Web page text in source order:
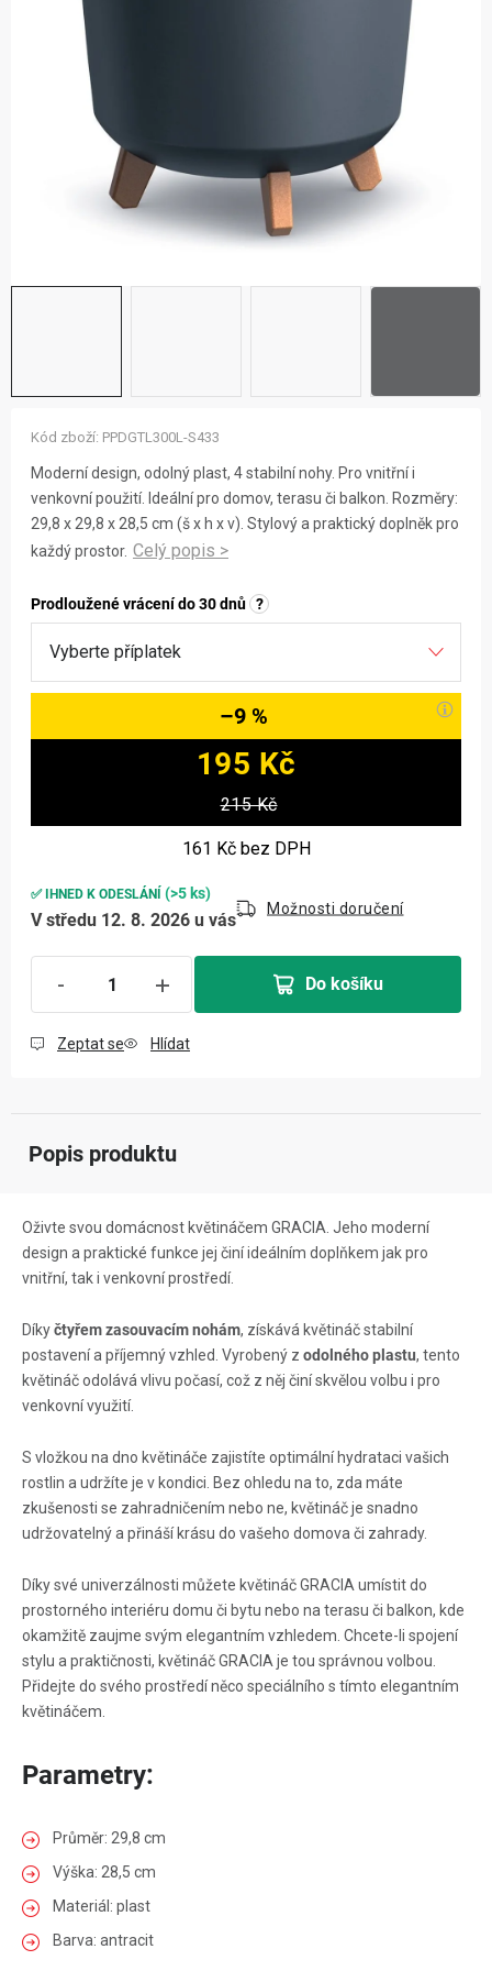
12 důvodů proč Gigamat Možnosti dopravy
Kontakt
Hodnocení obchodu
Moderní design, odolný plast, 4 stabilní nohy. Pro vnitřní i
venkovní použití. Ideální pro domov, terasu či balkon. Rozměry:
29,8 x 29,8 x 28,5 cm (š x h x v). Stylový a praktický doplněk pro
každý prostor.
Prodloužené vrácení do 30 dnů ?
215 Kč
–9 %
195 Kč
161 Kčbez DPH
✅ IHNED K ODESLÁNÍ (>5 ks)
V středu 12. 8. 2026 u vás
Možnosti doručení
Do košíku
Kód zboží: PPDGTL300L-S433
Zeptat se Hlídat
Popis produktu
Oživte svou domácnost květináčem GRACIA. Jeho moderní
design a praktické funkce jej činí ideálním doplňkem jak pro
vnitřní, tak i venkovní prostředí.
Díkyčtyřem zasouvacím nohám, získává květináč stabilní
postavení a příjemný vzhled. Vyrobený z odolného plastu, tento
květináč odolává vlivu počasí, což z něj činí skvělou volbu i pro
venkovní využití.
S vložkou na dno květináče zajistíte optimální hydrataci vašich
rostlin a udržíte je v kondici. Bez ohledu na to, zda máte
zkušenosti se zahradničením nebo ne, květináč je snadno
udržovatelný a přináší krásu do vašeho domova či zahrady.
Díky své univerzálnosti můžete květináč GRACIA umístit do
prostorného interiéru domu či bytu nebo na terasu či balkon, kde
okamžitě zaujme svým elegantním vzhledem. Chcete-li spojení
stylu a praktičnosti, květináč GRACIA je tou správnou volbou.
Přidejte do svého prostředí něco speciálního s tímto elegantním
květináčem.
Parametry:
Průměr: 29,8 cm
Výška: 28,5 cm
Materiál: plast
Barva: antracit